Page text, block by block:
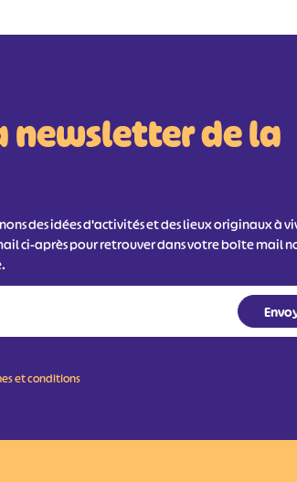
newsletter de la
des idées d'activités et des lieux originaux à
ci-après pour retrouver dans votre boîte mail
et conditions